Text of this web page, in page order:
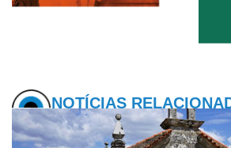
NOTÍCIAS